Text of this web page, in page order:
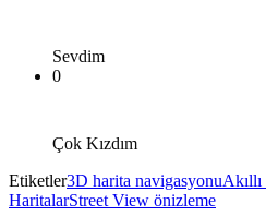
Sevdim
0
Çok Kızdım
Etiketler3D harita navigasyonu
HaritalarStreet View önizleme